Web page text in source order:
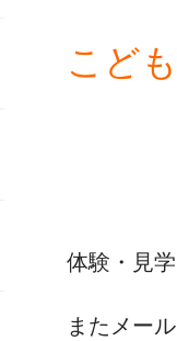
こど
体験・見
またメー